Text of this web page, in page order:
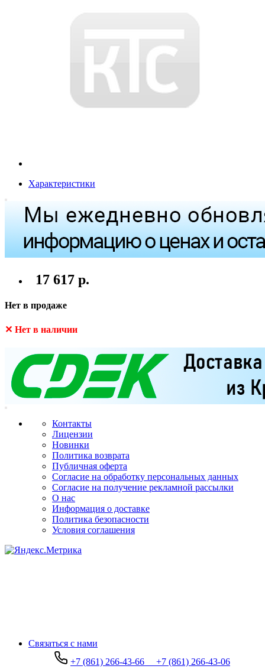
Характеристики
17 617 р.
Нет в продаже
✕ Нет в наличии
Контакты
Лицензии
Новинки
Политика возврата
Публичная оферта
Согласие на обработку персональных данных
Согласие на получение рекламной рассылки
О нас
Информация о доставке
Политика безопасности
Условия соглашения
Связаться с нами
+7 (861) 266-43-66
+7 (861) 266-43-06